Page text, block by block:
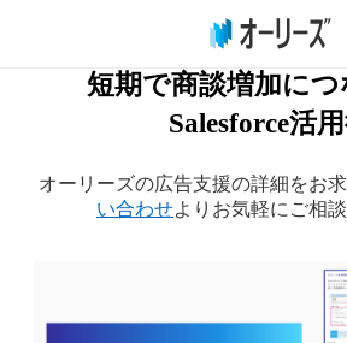
短期で商談増加につ
Salesforce活
オーリーズの広告支援の詳細をお求
い合わせよりお気軽にご相談